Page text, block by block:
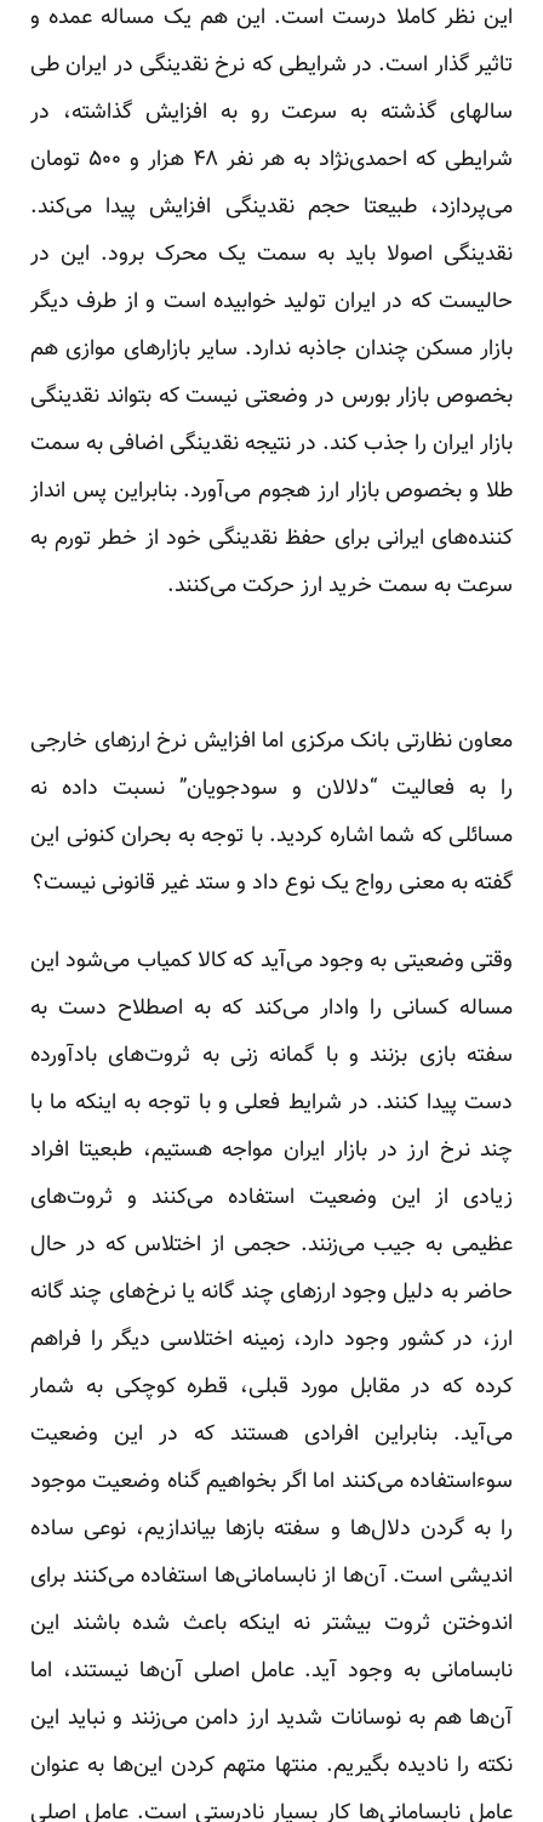
این نظر کاملا درست است. این هم یک مساله عمده و
تاثیر گذار است. در شرایطی که نرخ نقدینگی در ایران طی
سالهای گذشته به سرعت رو به افزایش گذاشته، در
شرایطی که احمدی‌نژاد به هر نفر ۴۸ هزار و ۵۰۰ تومان
می‌پردازد، طبیعتا حجم نقدینگی افزایش پیدا می‌کند.
نقدینگی اصولا باید به سمت یک محرک برود. این در
حالیست که در ایران تولید خوابیده است و از طرف دیگر
بازار مسکن چندان جاذبه ندارد. سایر بازارهای موازی هم
بخصوص بازار بورس در وضعتی نیست که بتواند نقدینگی
بازار ایران را جذب کند. در نتیجه نقدینگی اضافی به سمت
طلا و بخصوص بازار ارز هجوم می‌آورد. بنابراین پس انداز
کننده‌های ایرانی برای حفظ نقدینگی خود از خطر تورم به
سرعت به سمت خرید ارز حرکت می‌کنند.
معاون نظارتی بانک مرکزی اما افزایش نرخ ارزهای خارجی
را به فعالیت “دلالان و سودجویان” نسبت داده نه
مسائلی که شما اشاره کردید. با توجه به بحران کنونی این
گفته به معنی رواج یک نوع داد و ستد غیر قانونی نیست؟
وقتی وضعیتی به وجود می‌آید که کالا کمیاب می‌شود این
مساله کسانی را وادار می‌کند که به اصطلاح دست به
سفته بازی بزنند و با گمانه زنی به ثروت‌های بادآورده
دست پیدا کنند. در شرایط فعلی و با توجه به اینکه ما با
چند نرخ ارز در بازار ایران مواجه هستیم، طبعیتا افراد
زیادی از این وضعیت استفاده می‌کنند و ثروت‌های
عظیمی به جیب می‌زنند. حجمی از اختلاس که در حال
حاضر به دلیل وجود ارزهای چند گانه یا نرخ‌های چند گانه
ارز، در کشور وجود دارد، زمینه اختلاسی دیگر را فراهم
کرده که در مقابل مورد قبلی، قطره کوچکی به شمار
می‌آید. بنابراین افرادی هستند که در این وضعیت
سوءاستفاده می‌کنند اما اگر بخواهیم گناه وضعیت موجود
را به گردن دلال‌ها و سفته باز‌ها بیاندازیم، نوعی ساده
اندیشی است. آن‌ها از نابسامانی‌ها استفاده می‌کنند برای
اندوختن ثروت بیشتر نه اینکه باعث شده باشند این
نابسامانی به وجود آید. عامل اصلی آن‌ها نیستند، اما
آن‌ها هم به نوسانات شدید ارز دامن می‌زنند و نباید این
نکته را نادیده بگیریم. منتها متهم کردن این‌ها به عنوان
عامل نابسامانی‌ها کار بسیار نادرستی است. عامل اصلی